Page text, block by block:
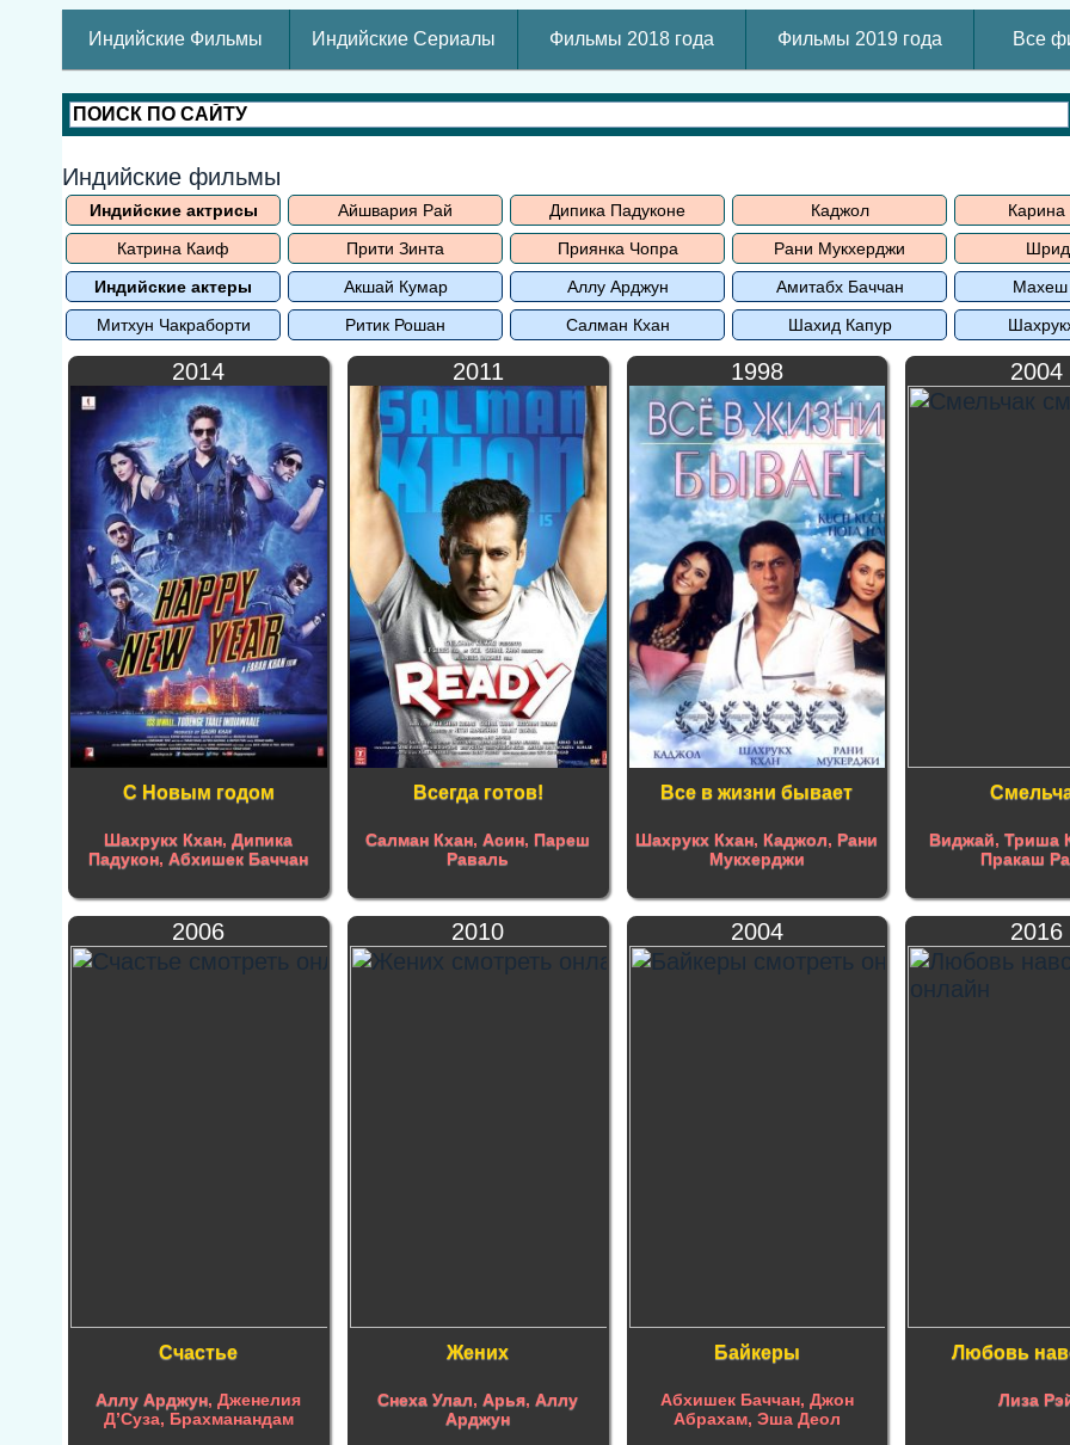
Индийские Фильмы Индийские Сериалы Фильмы 2018 года Фильмы 2019 года Все
Индийские фильмы
Индийские актрисы Айшвария Рай Дипика Падуконе Каджол
Карина
Катрина Каиф
Прити Зинта Приянка Чопра Рани Мукхерджи
Индийские актеры
Акшай Кумар Аллу Арджун Амитабх Баччан
Махеш
Митхун Чакраборти
Ритик Рошан Салман Кхан Шахид Капур
2014
С Новым годом
Шахрукх Кхан,Дипика
Падукон,Абхишек Баччан
2011
Всегда готов!
Салман Кхан,Асин,Пареш
Раваль
1998
Все в жизни бывает
Шахрукх Кхан,Каджол,Рани
Мукхерджи
2004
Виджай, Триша
Пракаш
2006
Счастье
Аллу Арджун, Дженелия
Д’Суза, Брахманандам
2010
Жених
Снеха Улал,Арья,Аллу
Арджун
2004
Байкеры
Абхишек Баччан, Джон
Абрахам, Эша Деол
2016
Любовь
Лиза